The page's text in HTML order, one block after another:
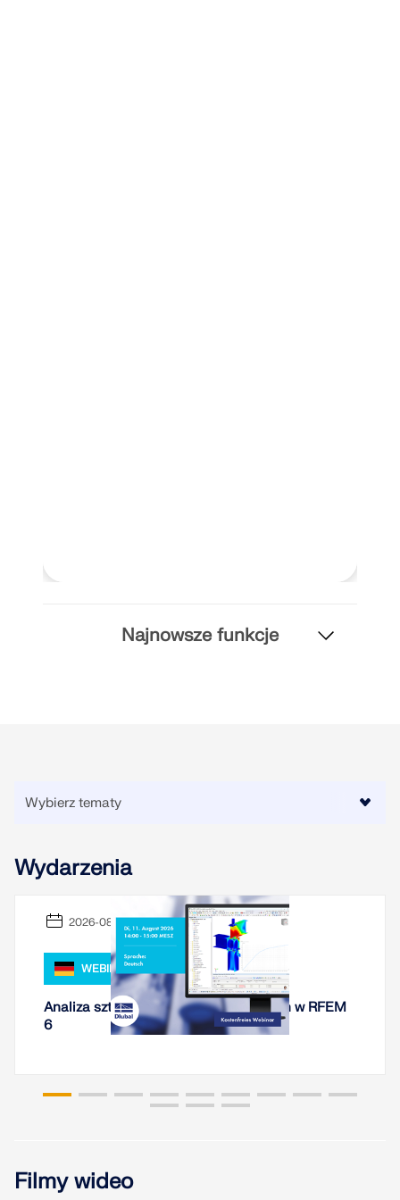
Usługa online Dlubal zapewnia mapy stref do
Najnowsze funkcje
Wydarzenia
2026-08-11
WEBINARIUM
Analiza sztywności połączeń stalowych w RFEM
6
Filmy wideo